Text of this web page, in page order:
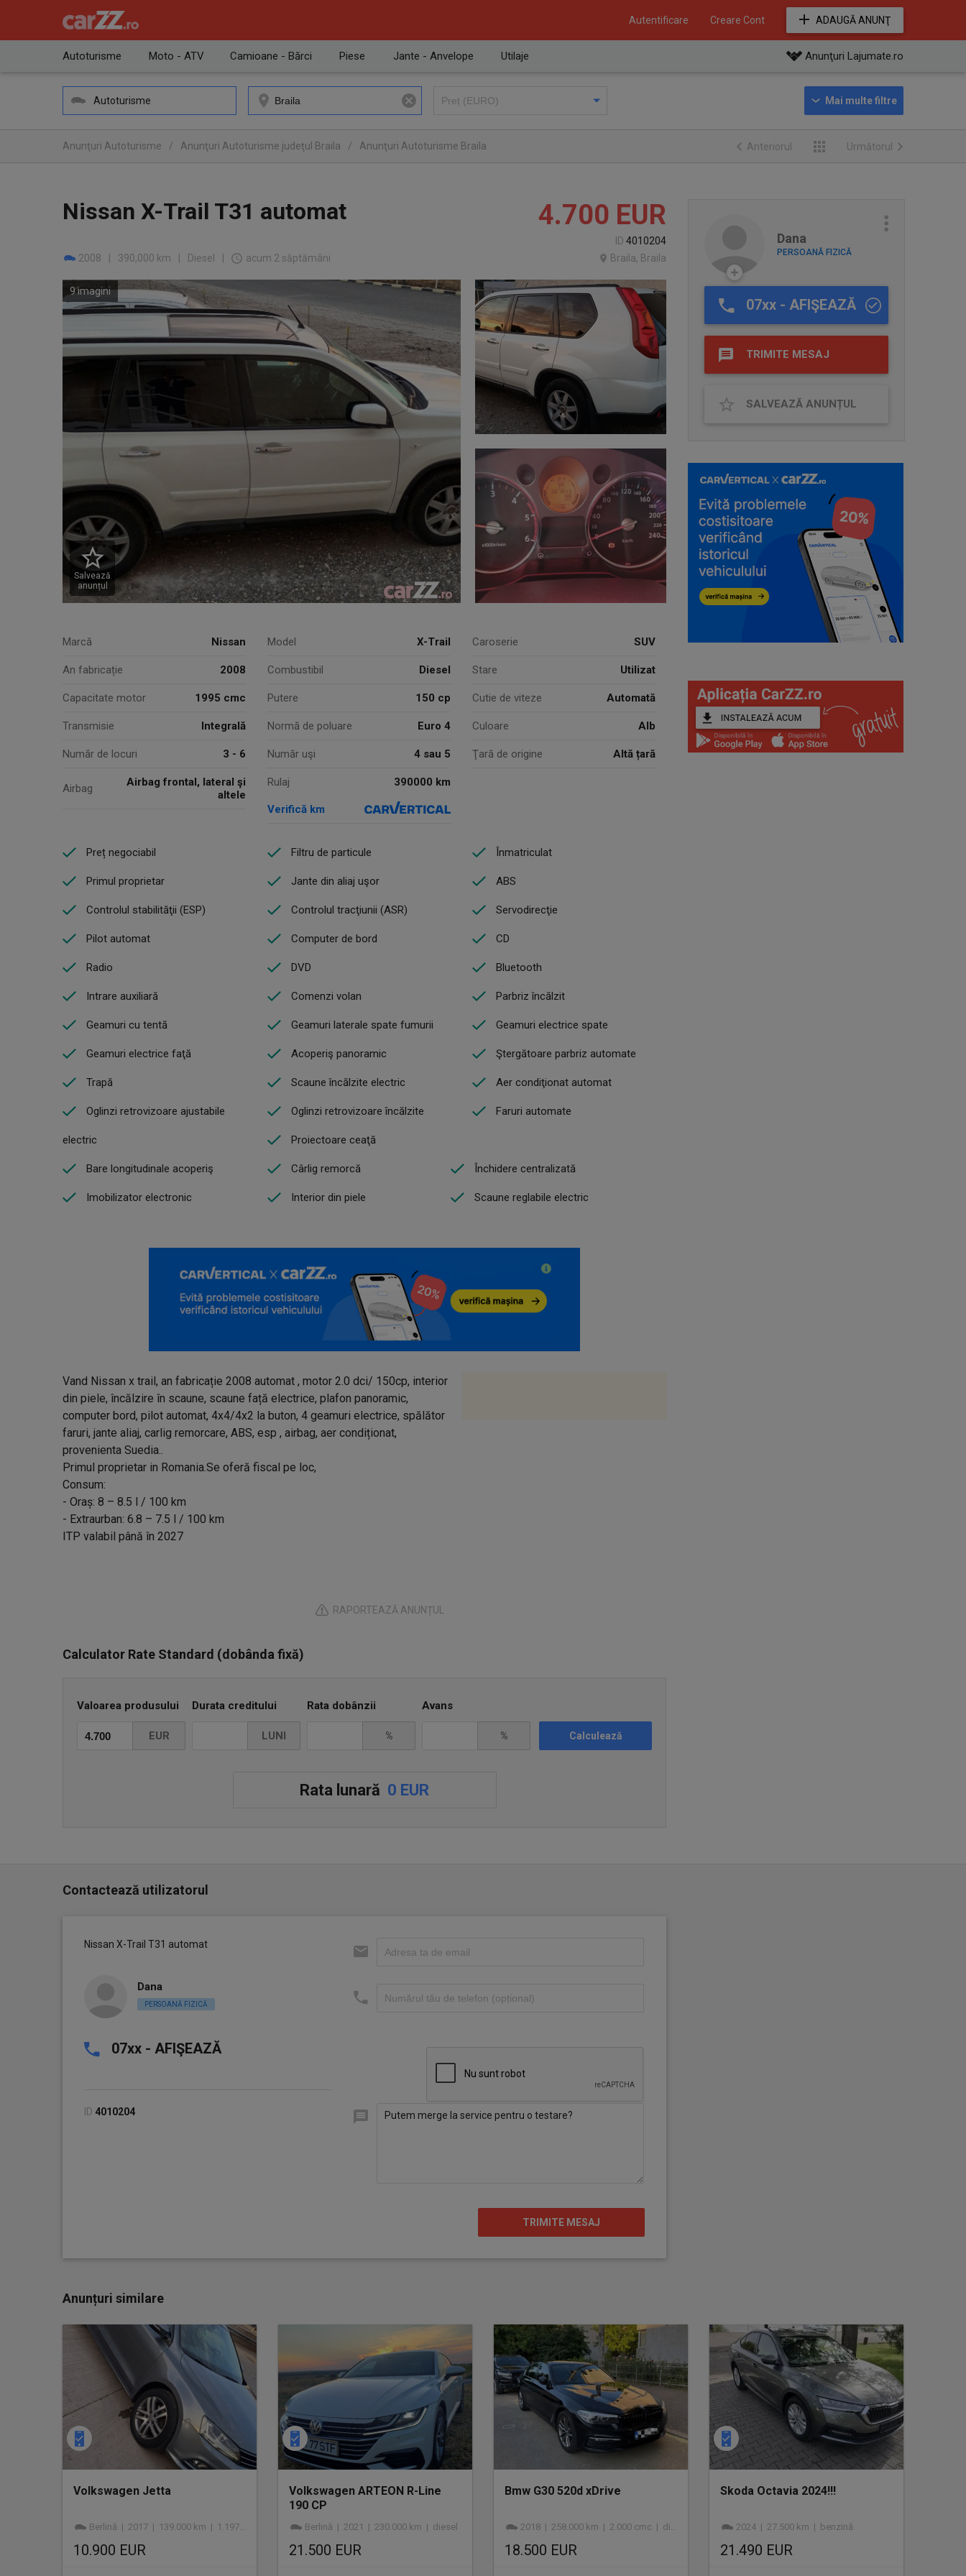
Autentificare Creare Cont ADAUGĂ ANUNŢ
Autoturisme Moto - ATV Camioane - Bărci Piese Jante - Anvelope Utilaje Anunţuri Lajumate.ro
Autoturisme
Anunţuri Autoturisme / Anunţuri Autoturisme judeţul Braila / Anunţuri Autoturisme Braila Anteriorul Următorul
Dana
PERSOANĂ FIZICĂ
07xx - AFIŞEAZĂ
TRIMITE MESAJ
SALVEAZĂ ANUNȚUL
Nissan X-Trail T31 automat 4.700 EUR
ID 4010204
2008
390,000 km Diesel acum 2 săptămâni Braila, Braila
Salvează
anunțul
9 imagini
Marcă Nissan Model X-Trail Caroserie SUV
An fabricație 2008 Combustibil Diesel Stare Utilizat
Capacitate motor 1995 cmc Putere 150 cp Cutie de viteze Automată
Transmisie Integrală Normă de poluare Euro 4 Culoare Alb
Număr de locuri 3 - 6 Număr uşi 4 sau 5 Ţară de origine Altă țară
Airbag
Airbag frontal, lateral şi
altele
Rulaj 390000 km
Verifică km
Preț negociabil Filtru de particule Înmatriculat
Primul proprietar Jante din aliaj uşor ABS
Controlul stabilităţii (ESP) Controlul tracţiunii (ASR) Servodirecţie
Pilot automat Computer de bord CD
Radio DVD Bluetooth
Intrare auxiliară Comenzi volan Parbriz încălzit
Geamuri cu tentă Geamuri laterale spate fumurii Geamuri electrice spate
Geamuri electrice faţă Acoperiş panoramic Ştergătoare parbriz automate
Trapă Scaune încălzite electric Aer condiţionat automat
Oglinzi retrovizoare ajustabile
electric
Oglinzi retrovizoare încălzite Faruri automate
Proiectoare ceaţă
Bare longitudinale acoperiş Cârlig remorcă Închidere centralizată
Imobilizator electronic Interior din piele Scaune reglabile electric
Vand Nissan x trail, an fabricație 2008 automat , motor 2.0 dci/ 150cp, interior
din piele, încălzire în scaune, scaune față electrice, plafon panoramic,
computer bord, pilot automat, 4x4/4x2 la buton, 4 geamuri electrice, spălător
faruri, jante aliaj, carlig remorcare, ABS, esp , airbag, aer condiționat,
provenienta Suedia..
Primul proprietar in Romania.Se oferă fiscal pe loc,
Consum:
- Oraș: 8 – 8.5 l / 100 km
- Extraurban: 6.8 – 7.5 l / 100 km
ITP valabil până în 2027
RAPORTEAZĂ ANUNȚUL
Calculator Rate Standard (dobânda fixă)
Valoarea produsului
EUR
Durata creditului
LUNI
Rata dobânzii
%
Avans
% Calculează
Rata lunară 0 EUR
Contactează utilizatorul
Nissan X-Trail T31 automat
Dana
PERSOANĂ FIZICĂ
07xx - AFIŞEAZĂ
ID 4010204
Anunțuri similare
Volkswagen Jetta
Berlină | 2017 | 139.000 km | 1.197 cmc | benzină
10.900 EUR
Volkswagen ARTEON R-Line
190 CP
Berlină | 2021 | 230.000 km | diesel
21.500 EUR
Bmw G30 520d xDrive
2018 | 258.000 km | 2.000 cmc | diesel
18.500 EUR
Skoda Octavia 2024!!!
2024 | 27.500 km | benzină
21.490 EUR